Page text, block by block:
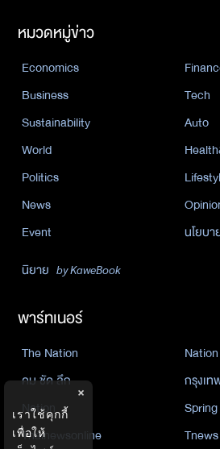
หมวดหมู่ข่าว
Economics
Business
Tech
Sustainability
Auto
World
Politics
News
Event
นโยบ
นิยาย by KaweBook
พาร์ทเนอร์
The Nation
คม ชัด ลึก
กรุงเ
Nation
Thainewsonline
Tnews
×
เราใช้คุกกี้
เพื่อให้